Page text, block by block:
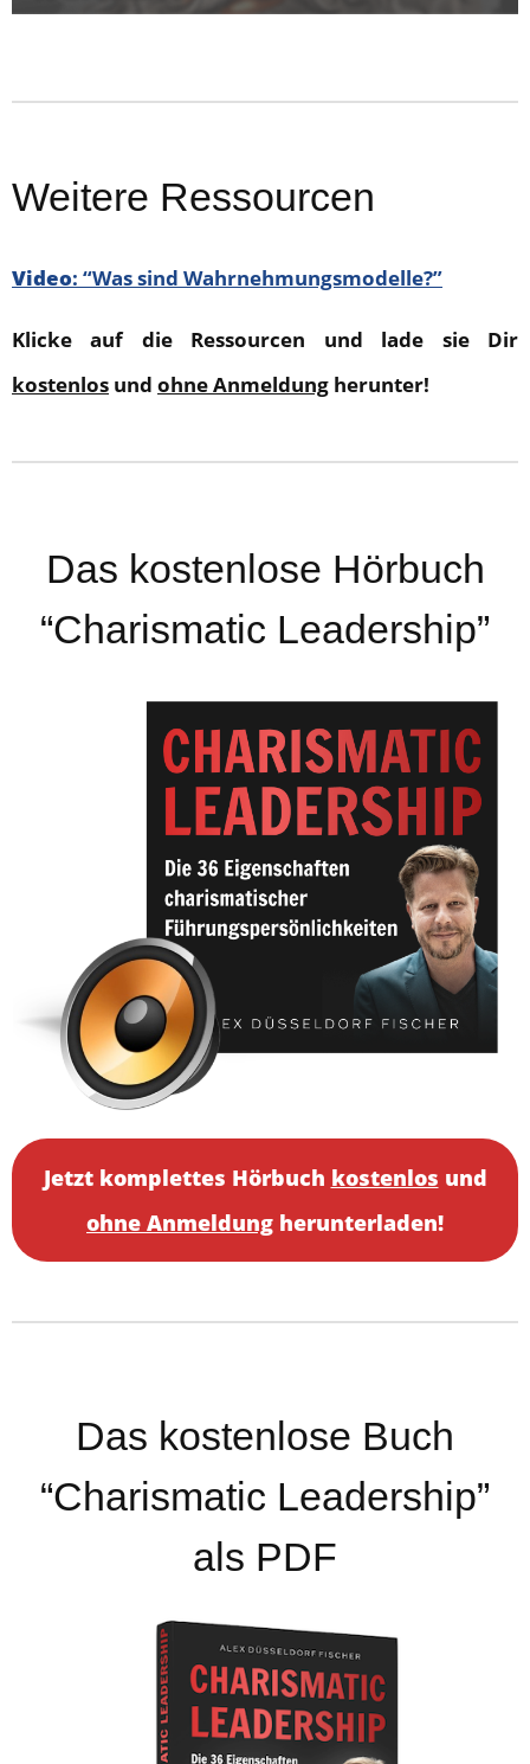
Weitere Ressourcen
Video: “Was sind Wahrnehmungsmodelle?”
Klicke auf die Ressourcen und lade sie Dir
kostenlos und ohne Anmeldung herunter!
Das kostenlose Hörbuch
“Charismatic Leadership”
Jetzt komplettes Hörbuch kostenlos und
ohne Anmeldung herunterladen!
Das kostenlose Buch
“Charismatic Leadership”
als PDF